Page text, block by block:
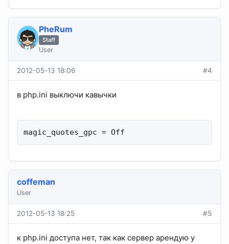
PheRum
Staff
User
2012-05-13 18:06 #4
в php.ini выключи кавычки
magic_quotes_gpc = Off
coffeman
User
2012-05-13 18:25 #5
к php.ini доступа нет, так как сервер арендую у